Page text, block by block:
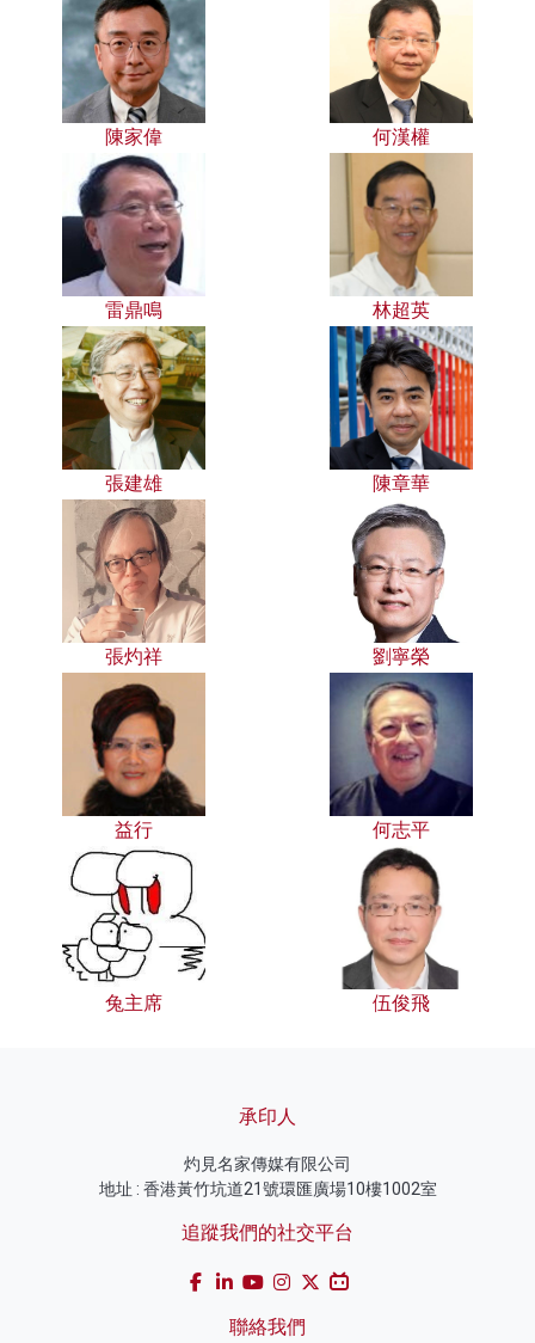
陳家偉 何漢權
雷鼎鳴 林超英
張建雄 陳章華
張灼祥 劉寧榮
益行 何志平
兔主席 伍俊飛
承印人
灼見名家傳媒有限公司
地址 : 香港黃竹坑道21號環匯廣場10樓1002室
追蹤我們的社交平台
聯絡我們